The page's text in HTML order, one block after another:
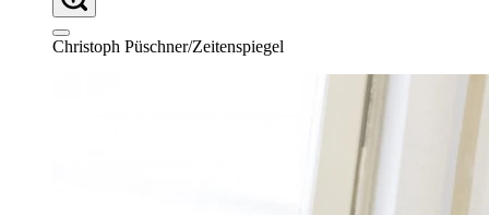
Christoph Püschner/Zeitenspiegel